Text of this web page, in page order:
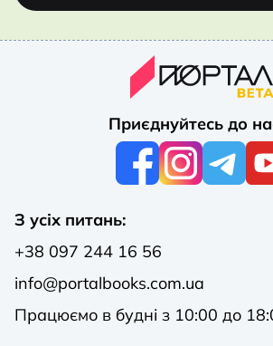
Приєднуйтесь до
З усіх питань:
+38 097 244 16 56
info@portalbooks.com.ua
Працюємо в будні з 10:00 до